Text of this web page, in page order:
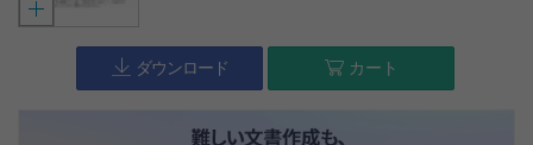
ダウンロード カート